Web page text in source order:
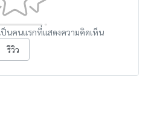
ป็นคนแรกที่แสดงความคิดเห็น
รีวิว